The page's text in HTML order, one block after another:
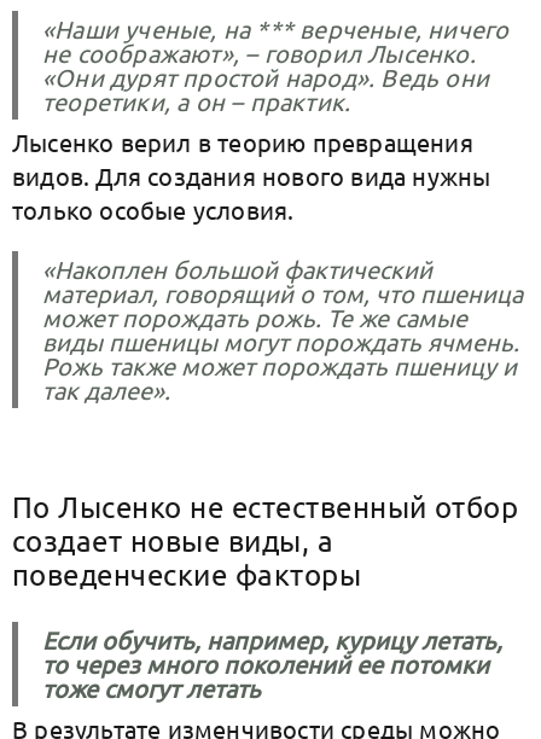
«Наши ученые, на *** верченые, ничего
не соображают», – говорил Лысенко.
«Они дурят простой народ». Ведь они
теоретики, а он – практик.
Лысенко верил в теорию превращения
видов. Для создания нового вида нужны
только особые условия.
«Накоплен большой фактический
материал, говорящий о том, что пшеница
может порождать рожь. Те же самые
виды пшеницы могут порождать ячмень.
Рожь также может порождать пшеницу и
так далее».
По Лысенко не естественный отбор
создает новые виды, а
поведенческие факторы
Если обучить, например, курицу летать,
то через много поколений ее потомки
тоже смогут летать
В результате изменчивости среды можно